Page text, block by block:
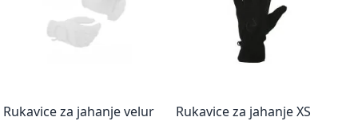
Rukavice za jahanje velur
Rukavice za jahanje XS